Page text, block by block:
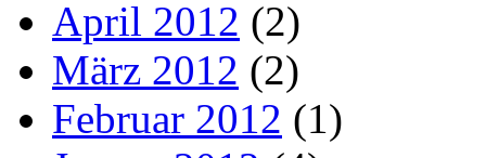
April 2012 (2)
März 2012 (2)
Februar 2012 (1)